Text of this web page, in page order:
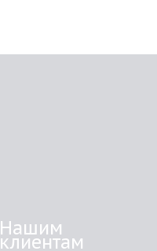
Нашим
клиентам